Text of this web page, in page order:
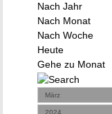
Nach Jahr
Nach Monat
Nach Woche
Heute
Gehe zu Monat